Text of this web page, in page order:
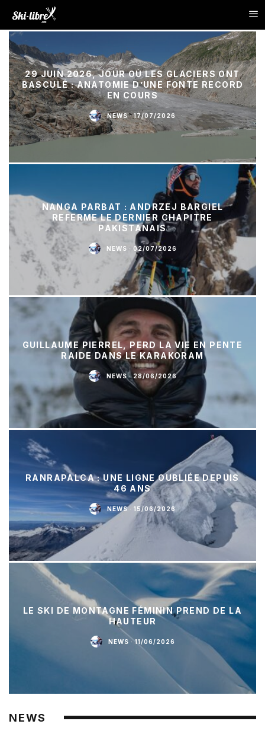
29 JUIN 2026, JOUR OÙ LES GLACIERS ONT
BASCULÉ : ANATOMIE D’UNE FONTE RECORD
EN COURS
NEWS · 17/07/2026
NANGA PARBAT : ANDRZEJ BARGIEL
REFERME LE DERNIER CHAPITRE
PAKISTANAIS
NEWS · 02/07/2026
GUILLAUME PIERREL, PERD LA VIE EN PENTE
RAIDE DANS LE KARAKORAM
NEWS · 28/06/2026
RANRAPALCA : UNE LIGNE OUBLIÉE DEPUIS
46 ANS
NEWS · 15/06/2026
LE SKI DE MONTAGNE FÉMININ PREND DE LA
HAUTEUR
NEWS · 11/06/2026
NEWS